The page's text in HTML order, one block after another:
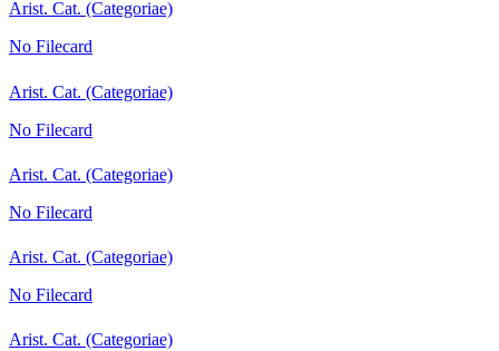
Arist. Cat. (Categoriae)
No Filecard
Arist. Cat. (Categoriae)
No Filecard
Arist. Cat. (Categoriae)
No Filecard
Arist. Cat. (Categoriae)
No Filecard
Arist. Cat. (Categoriae)